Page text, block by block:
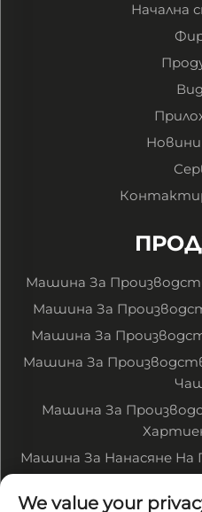
Начална
Машина За
Машина За
Машина За
Машина За
Машина За
Машина За Нанасяне На
We value your